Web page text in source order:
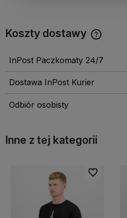
Koszty dostawy
InPost Paczkomaty 24/7
Dostawa InPost Kurier
Odbiór osobisty
Inne z tej kategorii
Do ulubionych
Do ulubionych